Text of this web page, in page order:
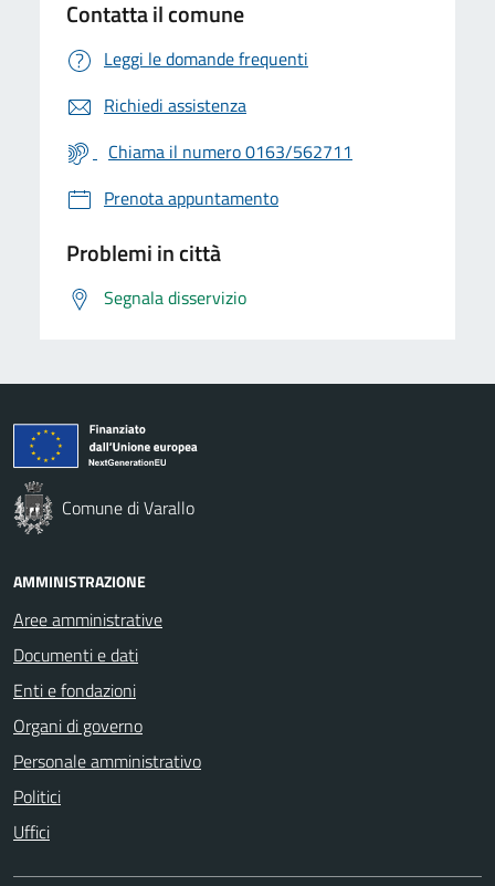
Contatta il comune
Leggi le domande frequenti
Richiedi assistenza
Chiama il numero 0163/562711
Prenota appuntamento
Problemi in città
Segnala disservizio
Comune di Varallo
AMMINISTRAZIONE
Aree amministrative
Documenti e dati
Enti e fondazioni
Organi di governo
Personale amministrativo
Politici
Uffici